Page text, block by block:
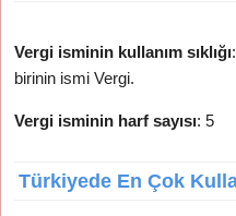
Vergi isminin kullanım sıklığı
birinin ismi Vergi.
Vergi isminin harf sayısı: 5
Türkiyede En Çok